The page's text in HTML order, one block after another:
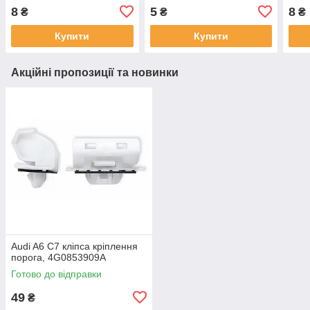
Vectra, Zafira, 1104882,
8 ₴
Купити
5₴
Купити
8 ₴
Акційні пропозиції та новинки
Audi A6 C7 кліпса кріплення
порога, 4G0853909A
Готово до відправки
49 ₴